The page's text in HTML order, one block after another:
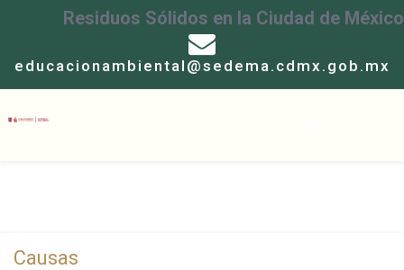
Residuos Sólidos en la Ciudad de México
educacionambiental@sedema.cdmx.gob.mx
Causas